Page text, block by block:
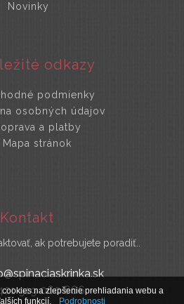
Novinky
odkazy
podmienky
osobných údajov
a platby
Mapa stránok
Kontakt
ak potrebujete poradiť..
919 060 666
na zlepšenie prehliadania webu a
funkcií.
Podrobnosti